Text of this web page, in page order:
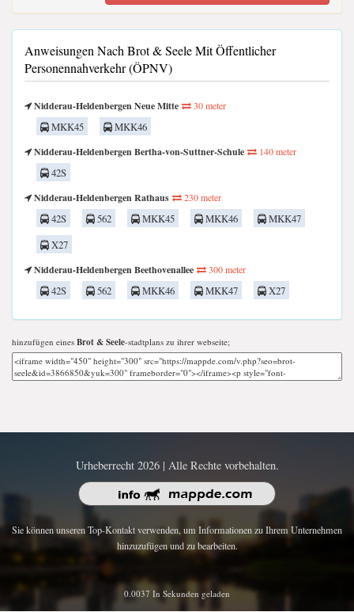
Anweisungen Nach Brot & Seele Mit Öffentlicher
Personennahverkehr (ÖPNV)
Nidderau-Heldenbergen Neue Mitte 30 meter
MKK45
MKK46
Nidderau-Heldenbergen Bertha-von-Suttner-Schule
140 meter
42S
Nidderau-Heldenbergen Rathaus
230 meter
42S 562 MKK45 MKK46
MKK47
X27
Nidderau-Heldenbergen Beethovenallee
300 meter
42S 562 MKK46 MKK47 X27
hinzufügen eines Brot & Seele-stadtplans zu ihrer webseite;
Urheberrecht 2026 | Alle Rechte vorbehalten.
Sie können unseren Top-Kontakt verwenden, um Informationen zu Ihrem Unternehmen
hinzuzufügen und zu bearbeiten.
0.0037 In Sekunden geladen